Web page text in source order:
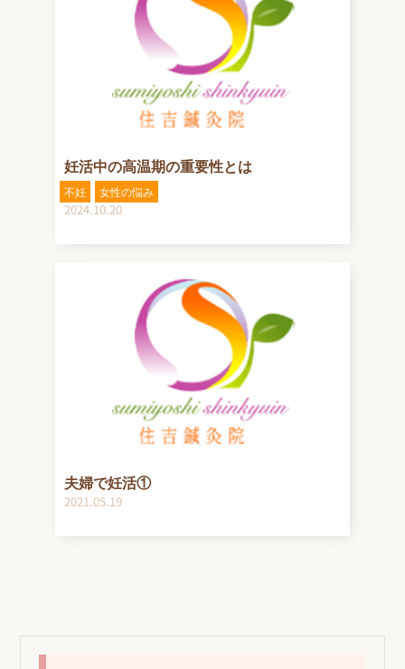
妊活中の高温期の重要性とは
不妊 女性の悩み
2024.10.20
夫婦で妊活①
2021.05.19